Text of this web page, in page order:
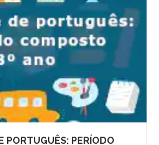
PORTUGUÊS: PERÍODO